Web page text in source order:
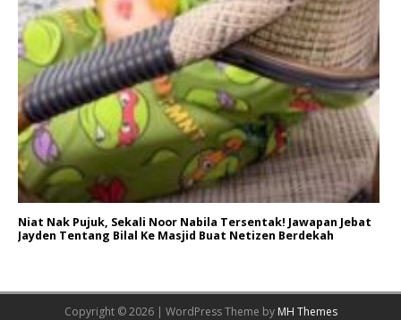
Niat Nak Pujuk, Sekali Noor Nabila Tersentak! Jawapan Jebat
Jayden Tentang Bilal Ke Masjid Buat Netizen Berdekah
Copyright © 2026 | WordPress Theme by MH Themes